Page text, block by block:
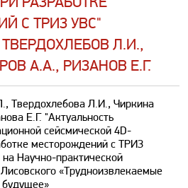
С ТРИЗ УВС"
Л.И.,
А.А., РИЗАНОВ Е.Г.
Твердохлебова Л.И., Чиркина
Е.Г. "Актуальность
сейсмической 4D-
месторождений с ТРИЗ
Научно-практической
«Трудноизвлекаемые